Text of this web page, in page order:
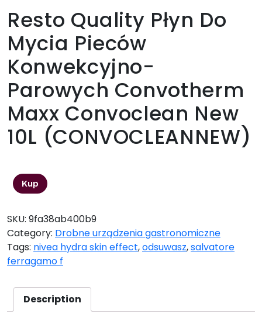
Resto Quality Płyn Do
Mycia Pieców
Konwekcyjno-
Parowych Convotherm
Maxx Convoclean New
10L (CONVOCLEANNEW)
Kup
SKU: 9fa38ab400b9
Category: Drobne urządzenia gastronomiczne
Tags: nivea hydra skin effect,odsuwasz,salvatore
ferragamo f
Description